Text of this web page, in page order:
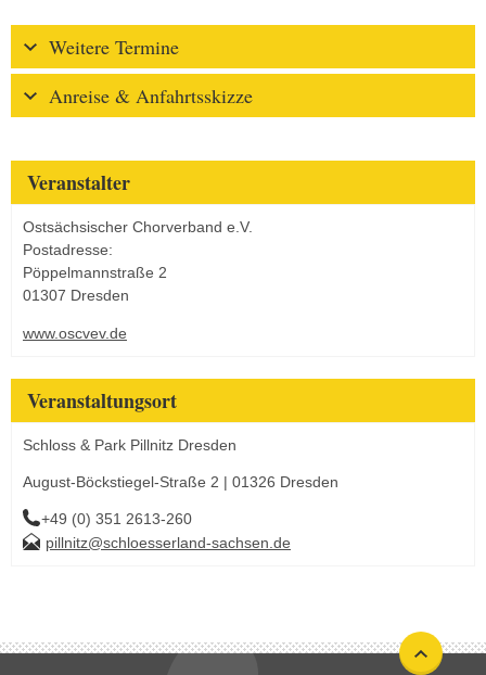
Weitere Termine
Anreise & Anfahrtsskizze
Veranstalter
Ostsächsischer Chorverband e.V.
Postadresse:
Pöppelmannstraße 2
01307 Dresden
www.oscvev.de
Veranstaltungsort
Schloss & Park Pillnitz Dresden
August-Böckstiegel-Straße 2 | 01326 Dresden
+49 (0) 351 2613-260
pillnitz@schloesserland-sachsen.de